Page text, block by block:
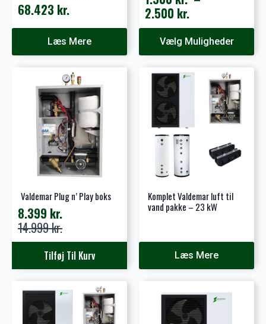
68.423 kr.
Læs Mere
2.500 kr.
Prisinterval:
1.500 kr.
2.500 kr.
Vælg Muligheder
flere
varianter.
Mulighederne
vælges
Valdemar Plug n’ Play boks
14.999kr.
Den
oprindelige
var:
8.399 kr.
Den
aktuelle
er:
Tilføj Til Kurv
Komplet Valdemar luft til
vand pakke – 23 kW
Læs Mere